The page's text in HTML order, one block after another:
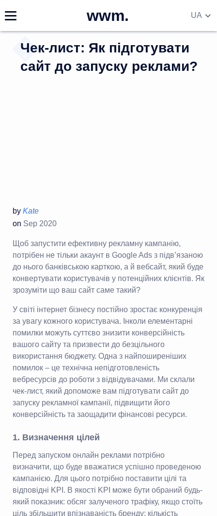
wwm.
EN
RU
UA
Чек-лист: Як підготувати
сайт до запуску реклами?
by Kate
on Sep 2020
Щоб запустити ефективну рекламну кампанію,
потрібен не тільки акаунт в Google Ads з підв’язаною
до нього банківською карткою, а й вебсайт, який буде
конвертувати користувачів у потенційних клієнтів. Як
зрозуміти що ваш сайт саме такий?
У світі інтернет бізнесу постійно зростає конкуренція
за увагу кожного користувача. Інколи елементарні
помилки можуть суттєво знизити конверсійність
вашого сайту та призвести до безцільного
використання бюджету. Одна з найпоширеніших
помилок – це технічна непідготовленість
вебресурсів до роботи з відвідувачами. Ми склали
чек-лист, який допоможе вам підготувати сайт до
запуску рекламної кампанії, підвищити його
конверсійність та заощадити фінансові ресурси.
1. Визначення цілей
Перед запуском онлайн реклами потрібно
визначити, що буде вважатися успішно проведеною
кампанією. Для цього потрібно поставити цілі та
відповідні KPI. В якості KPI може бути обраний будь-
який показник: обсяг залученого трафіку, якщо стоїть
ціль збільшити впізнаваність бренду; кількість